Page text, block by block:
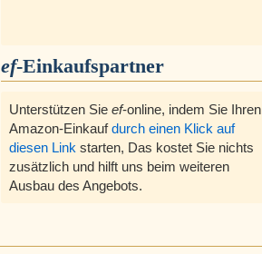
ef-Einkaufspartner
Unterstützen Sie ef-online, indem Sie Ihren
Amazon-Einkaufdurch einen Klick auf
diesen Link starten, Das kostet Sie nichts
zusätzlich und hilft uns beim weiteren
Ausbau des Angebots.